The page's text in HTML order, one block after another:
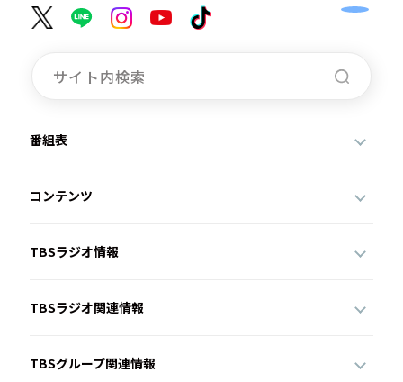
番組表
コンテンツ
TBSラジオ情報
TBSラジオ関連情報
TBSグループ関連情報